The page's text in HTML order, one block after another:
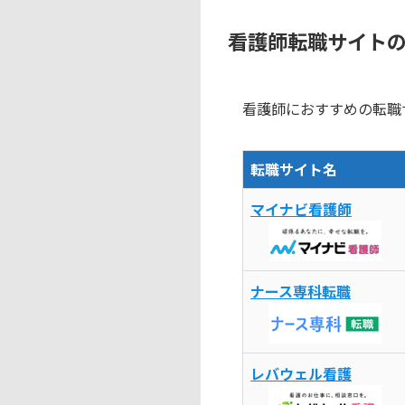
看護師転職サイト
看護師におすすめの転
転職サイト名
マイナビ看護師
ナース専科転職
レバウェル看護